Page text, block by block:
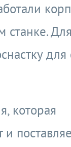
которая
и